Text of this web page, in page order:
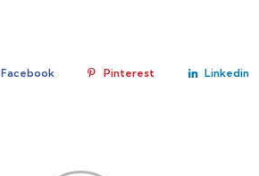
Facebook Pinterest Linkedin